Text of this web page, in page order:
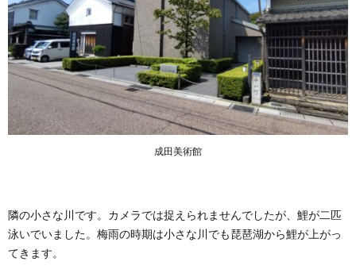
成田美術館
隣の小さな川です。カメラでは捉えられませんでしたが、鯉が二匹
泳いでいました。梅雨の時期は小さな川でも琵琶湖から鯉が上がっ
てきます。